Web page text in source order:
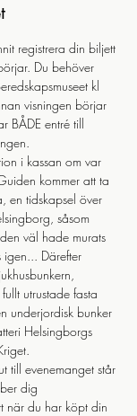
registrera din biljett
Du behöver
kl
visningen börjar
BÅDE entré till
i kassan om var
kommer att ta
en tidskapsel över
såsom
väl hade murats
Därefter
utrustade fasta
underjordisk bunker
Helsingborgs
till evenemanget står
dig
när du har köpt din